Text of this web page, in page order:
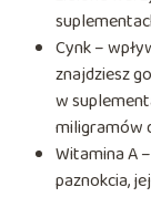
Cynk –
znajdziesz
w
miligramów
Witamina A
paznokcia,